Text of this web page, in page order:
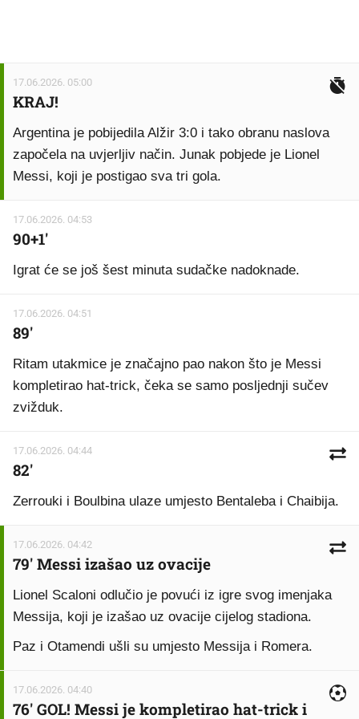
17.06.2026. 05:00
KRAJ!
Argentina je pobijedila Alžir 3:0 i tako obranu naslova
započela na uvjerljiv način. Junak pobjede je Lionel
Messi, koji je postigao sva tri gola.
17.06.2026. 04:53
90+1'
Igrat će se još šest minuta sudačke nadoknade.
17.06.2026. 04:51
89'
Ritam utakmice je značajno pao nakon što je Messi
kompletirao hat-trick, čeka se samo posljednji sučev
zvižduk.
17.06.2026. 04:44
82'
Zerrouki i Boulbina ulaze umjesto Bentaleba i Chaibija.
17.06.2026. 04:42
79' Messi izašao uz ovacije
Lionel Scaloni odlučio je povući iz igre svog imenjaka
Messija, koji je izašao uz ovacije cijelog stadiona.
Paz i Otamendi ušli su umjesto Messija i Romera.
17.06.2026. 04:40
76' GOL! Messi je kompletirao hat-trick i